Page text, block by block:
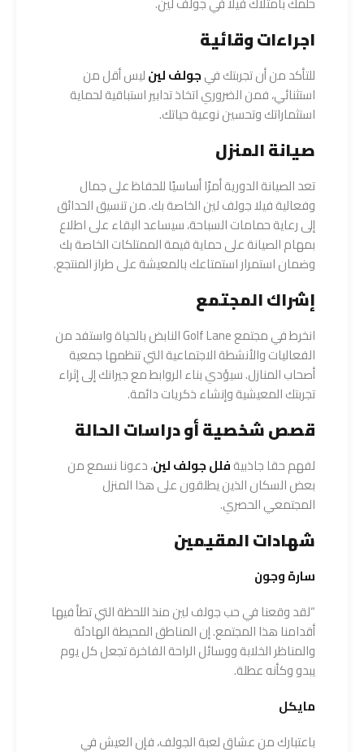
اجراءات وقائية
للتأكد من أن تجربتك فيجولف لينليس أقل من
استثنائي، فمن الضروري اتخاذ تدابير استباقية لحماية
استثماراتك وتحسين نوعية حياتك.
صيانة المنزل
تعد الصيانة الدورية أمرًا أساسيًا للحفاظ على جمال
وفعالية فيلا جولف لين الخاصة بك. من تنسيق الحدائق
إلى رعاية حمامات السباحة، سيساعد البقاء على اطلاع
بمهام الصيانة على حماية قيمة الممتلكات الخاصة بك
وضمان استمرار استمتاعك بالمعيشة على طراز المنتجع.
إشراك المجتمع
انخرط في مجتمع Golf Lane النابض بالحياة واستفد من
الفعاليات والأنشطة الاجتماعية التي تنظمها جمعية
أصحاب المنازل. سيؤدي بناء الروابط مع جيرانك إلى إثراء
تجربتك المعيشية وإنشاء ذكريات دائمة.
قصص شخصية أو دراسات الحالة
لفهم حقا جاذبيةفلل جولف لين، دعونا نسمع من
بعض السكان الذين يطلقون على هذا المنزل
المجتمعي الحصري.
شهادات المقيمين
سارة وجون
“لقد وقعنا في حب جولف لين منذ اللحظة التي تطأ فيها
أقدامنا هذا المجتمع. إن المناطق المحيطة الهادئة
والمناظر الخلابة ووسائل الراحة الفاخرة تجعل كل يوم
يبدو وكأنه عطلة.
مايكل
باعتبارك من عشاق لعبة الجولف، فإن العيش في